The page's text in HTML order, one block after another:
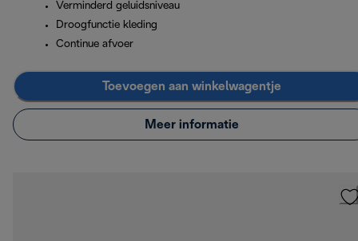
Verminderd geluidsniveau
Droogfunctie kleding
Continue afvoer
Toevoegen aan winkelwagentje
Meer informatie